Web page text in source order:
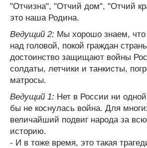
"Отчизна", "Отчий дом", "Отчий
это наша Родина.
Ведущий 2: Мы хорошо знаем,
над головой, покой граждан
достоинство защищают войны
солдаты, летчики и танкисты,
матросы.
Ведущий 1: Нет в России ни
бы не коснулась война. Для
величайший подвиг народа за
историю.
- И в тоже время, это такая